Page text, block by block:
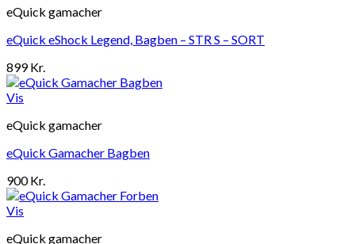
eQuick gamacher
eQuick eShock Legend, Bagben – STR S – SORT
899Kr.
Vis
eQuick gamacher
eQuick Gamacher Bagben
900Kr.
Vis
eQuick gamacher